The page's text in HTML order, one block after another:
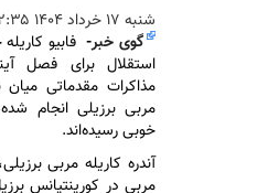
شنبه ۱۷ خرداد ۱۴۰۴ ۱۲:۳۵
گوی خبر- فابیو
استقلال برای فصل
مذاکرات مقدماتی میان
مربی برزیلی انجام
خوبی رسیده‌اند.
آندره کاریله مربی
مربی در کورینتیانس